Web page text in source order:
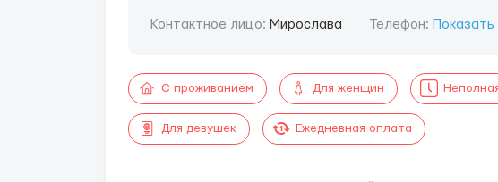
Контактное лицо: Мирослава Телефон:
С проживанием Для женщин
Для девушек Ежедневная оплата